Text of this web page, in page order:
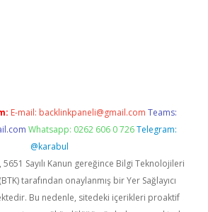
E-mail: backlinkpaneli@gmail.com Teams:
Whatsapp: 0262 606 0 726 Telegram:
@karabul
5651 Sayılı Kanun gereğince Bilgi Teknolojileri
tarafından onaylanmış bir Yer Sağlayıcı
Bu nedenle, sitedeki içerikleri proaktif